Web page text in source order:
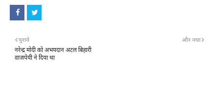
और नया
पुराने
नरेन्द्र मोदी को अभयदान अटल बिहारी
वाजपेयी ने दिया था